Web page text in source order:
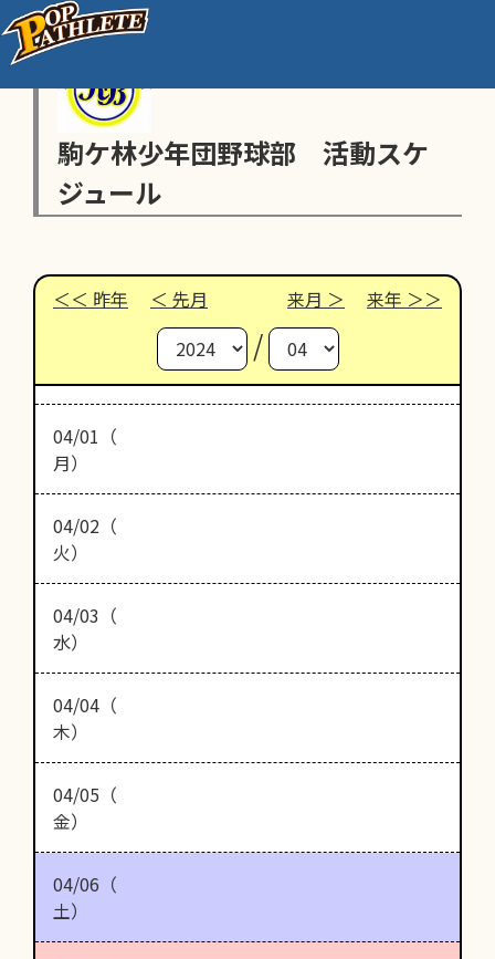
駒ケ林少年団野球部 活動スケ
ジュール
昨年 先月 来月 来年
/
04/01（
月）
04/02（
火）
04/03（
水）
04/04（
木）
04/05（
金）
04/06（
土）